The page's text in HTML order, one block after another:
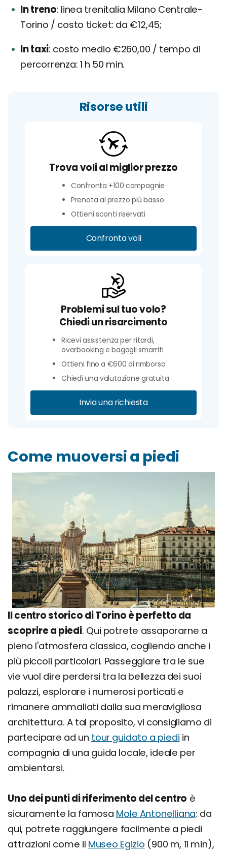
In treno linea trenitalia Milano Centrale-
Torino / costo ticket: da €12,45;
In taxi costo medio €260,00 / tempo di
percorrenza: 1 h 50 min.
Risorse utili
Trova voli al miglior prezzo
Confronta +100 compagnie
Prenota al prezzo più basso
Ottieni sconti riservati
Confronta voli
Problemi sul tuo volo?
Chiedi un risarcimento
Ricevi assistenza per ritardi,
overbooking e bagagli smarriti
Ottieni fino a €600 di rimborso
Chiedi una valutazione gratuita
Invia una richiesta
Come muoversi a piedi
Il centro storico di Torino è perfetto da
scoprire a piedi. Qui potrete assaporarne a
pieno l'atmosfera classica, cogliendo anche i
più piccoli particolari. Passeggiare tra le sue
vie vuol dire perdersi tra la bellezza dei suoi
palazzi, esplorare i numerosi porticati e
rimanere ammaliati dalla sua meravigliosa
architettura. A tal proposito, vi consigliamo di
partecipare ad un tour guidato a piedi in
compagnia di una guida locale, ideale per
ambientarsi.
Uno dei punti di riferimento del centro è
sicuramente la famosa Mole Antonelliana: da
qui, potrete raggiungere facilmente a piedi
attrazioni come il Museo Egizio (900 m, 11 min),